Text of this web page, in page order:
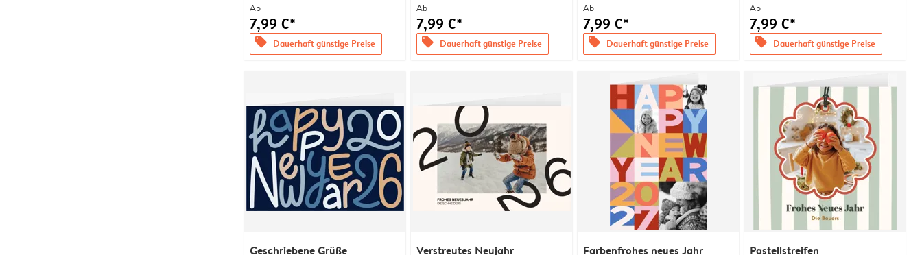
Ab
7,99 €*
offers Dauerhaft günstige Preise
Ab
7,99 €*
offers Dauerhaft günstige Preise
Ab
7,99 €*
offers Dauerhaft günstige Preise
Ab
7,99 €*
offers Dauerhaft günstige Preise
Geschriebene Grüße Verstreutes Neujahr Farbenfrohes neues Jahr Pastellstreifen